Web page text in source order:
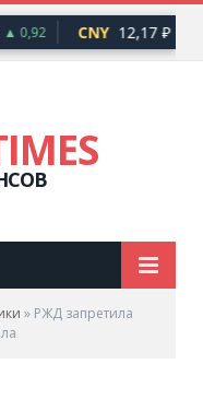
▲ 0,92 CNY 12,17 ₽
» РЖД запретила